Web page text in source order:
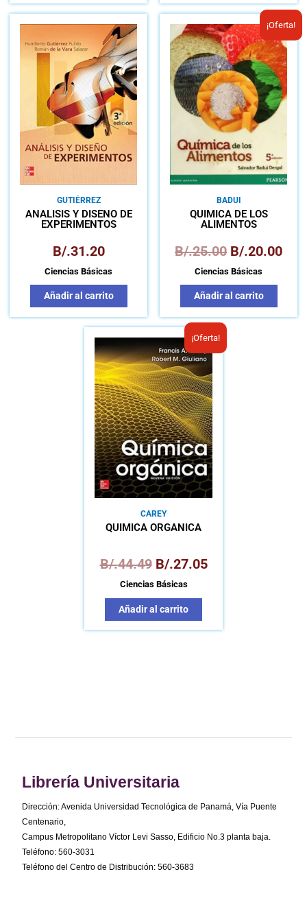
GUTIÉRREZ
ANÁLISIS Y DISEÑO DE
EXPERIMENTOS
B/.31.20
Ciencias Básicas
Añadir al carrito
¡Oferta!
BADUI
QUÍMICA DE LOS
ALIMENTOS
B/.25.00
El
precio
original
era:
B/.25.00.
B/.20.00
El
es:
B/
Ciencias Básicas
Añadir al carrito
¡Oferta!
CAREY
QUÍMICA ORGÁNICA
B/.44.49
El
precio
original
era:
B/.44.49.
B/.27.05
El
precio
actual
es:
B/.27.05.
Ciencias Básicas
Añadir al carrito
Librería Universitaria
Dirección: Avenida Universidad Tecnológica de Panamá, Vía Puente
Centenario,
Campus Metropolitano Víctor Levi Sasso, Edificio No.3 planta baja.
Teléfono: 560-3031
Teléfono del Centro de Distribución: 560-3683